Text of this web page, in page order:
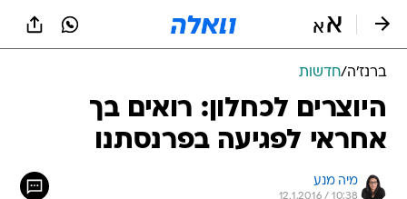
ברנז'ה/חדשות
היוצרים לכחלון: רואים בך
אחראי לפגיעה בפרנסתנו
מיה מנע
12.1.2016 / 10:38